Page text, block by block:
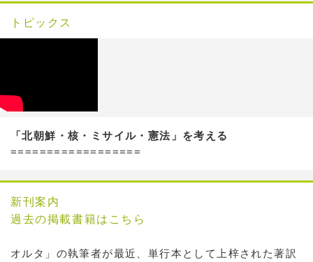
トピックス
「北朝鮮・核・ミサイル・憲法」を考える
==================
新刊案内
過去の掲載書籍はこちら
オルタ」の執筆者が最近、単行本として上梓された著訳